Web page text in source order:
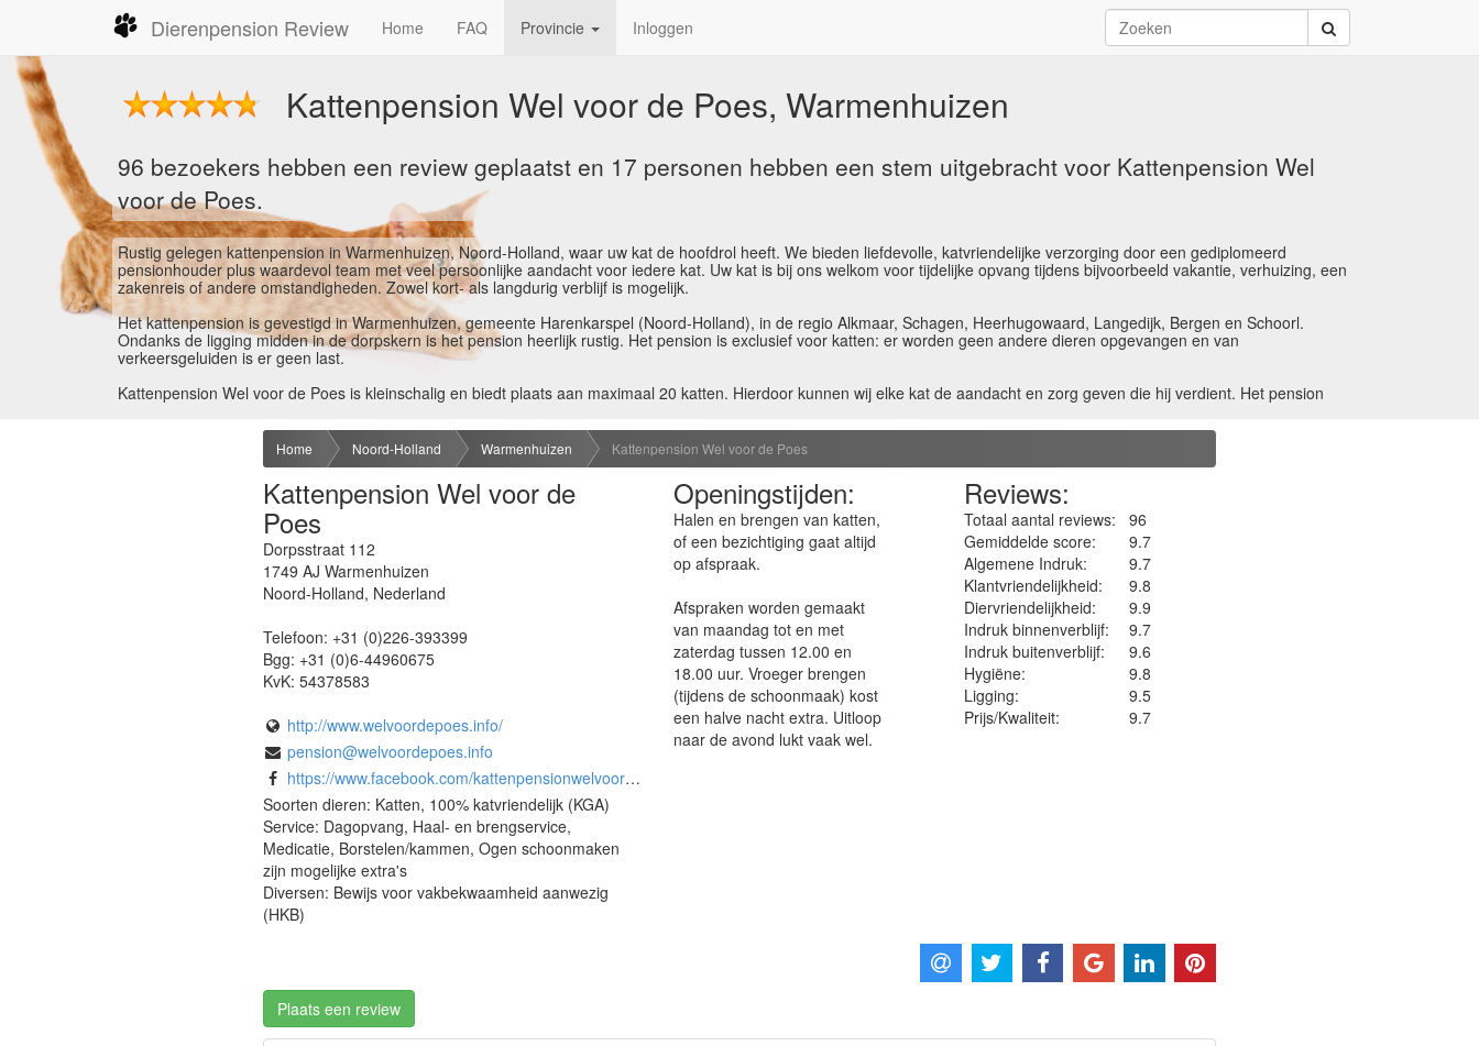
Dierenpension Review Home FAQ Provincie Inloggen
Kattenpension Wel voor de Poes, Warmenhuizen
96 bezoekers hebben een review geplaatst en 17 personen hebben een stem uitgebracht voor Kattenpension Wel
voor de Poes.
Rustig gelegen kattenpension in Warmenhuizen, Noord-Holland, waar uw kat de hoofdrol heeft. We bieden liefdevolle, katvriendelijke verzorging door een gediplomeerd
pensionhouder plus waardevol team met veel persoonlijke aandacht voor iedere kat. Uw kat is bij ons welkom voor tijdelijke opvang tijdens bijvoorbeeld vakantie, verhuizing, een
zakenreis of andere omstandigheden. Zowel kort- als langdurig verblijf is mogelijk.
Het kattenpension is gevestigd in Warmenhuizen, gemeente Harenkarspel (Noord-Holland), in de regio Alkmaar, Schagen, Heerhugowaard, Langedijk, Bergen en Schoorl.
Ondanks de ligging midden in de dorpskern is het pension heerlijk rustig. Het pension is exclusief voor katten: er worden geen andere dieren opgevangen en van
verkeersgeluiden is er geen last.
Kattenpension Wel voor de Poes is kleinschalig en biedt plaats aan maximaal 20 katten. Hierdoor kunnen wij elke kat de aandacht en zorg geven die hij verdient. Het pension
als buiten zijn diverse slaapplekken en kattentributen aanwezig. Uw kat bepaalt zelf of hij binnen of buiten wil zijn en heeft volop mogelijkheden om te klimmen, spelen, krabben of
Wij zijn geregistreerd bij de Gezondheidsdienst voor Dieren en voldoen aan alle eisen van het Honden- en Kattenbesluit. Naast de verplichte opleiding volgen wij regelmatig
bijscholingen op het gebied van kattengedrag. Ons pension is officieel geregistreerd als 100% katvriendelijk, iets waar wij echt trots op zijn.
Home Noord-Holland Warmenhuizen Kattenpension Wel voor de Poes
Kattenpension Wel voor de
Poes
Dorpsstraat 112
1749 AJ Warmenhuizen
Noord-Holland, Nederland
Telefoon: +31 (0)226-393399
Bgg: +31 (0)6-44960675
KvK: 54378583
http://www.welvoordepoes.info/
pension@welvoordepoes.info
https://www.facebook.com/kattenpensionwelvoordepoes
Soorten dieren: Katten, 100% katvriendelijk (KGA)
Service: Dagopvang, Haal- en brengservice,
Medicatie, Borstelen/kammen, Ogen schoonmaken
zijn mogelijke extra's
Diversen: Bewijs voor vakbekwaamheid aanwezig
(HKB)
Openingstijden:
Halen en brengen van katten,
of een bezichtiging gaat altijd
op afspraak.
Afspraken worden gemaakt
van maandag tot en met
zaterdag tussen 12.00 en
18.00 uur. Vroeger brengen
(tijdens de schoonmaak) kost
een halve nacht extra. Uitloop
naar de avond lukt vaak wel.
Reviews:
Totaal aantal reviews:
96
Gemiddelde score:
9.7
Algemene Indruk:
9.7
Klantvriendelijkheid:
9.8
Diervriendelijkheid:
9.9
Indruk binnenverblijf:
9.7
Indruk buitenverblijf:
9.6
Hygiëne‎:
9.8
Ligging:
9.5
Prijs/Kwaliteit:
9.7
Plaats een review